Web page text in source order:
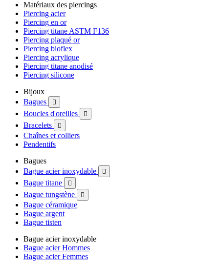
Matériaux des piercings
Piercing acier
Piercing en or
Piercing titane ASTM F136
Piercing plaqué or
Piercing bioflex
Piercing acrylique
Piercing titane anodisé
Piercing silicone
Bijoux
Bagues

Boucles d'oreilles 
Bracelets 
Chaînes et colliers
Pendentifs
Bagues
Bague acier inoxydable

Bague titane 
Bague tungstène 
Bague céramique
Bague argent
Bague tisten
Bague acier inoxydable
Bague acier Hommes
Bague acier Femmes